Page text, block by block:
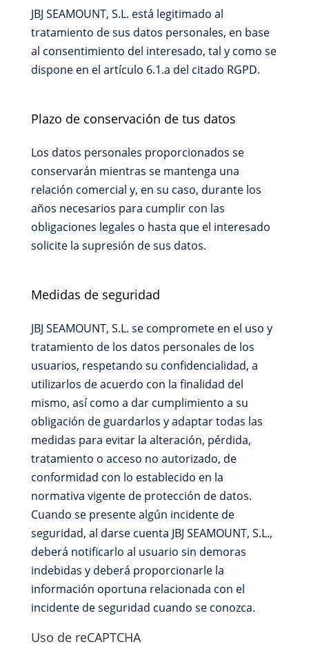
JBJ SEAMOUNT, S.L. está legitimado al
tratamiento de sus datos personales, en base
al consentimiento del interesado, tal y como se
dispone en el artículo 6.1.a del citado RGPD.
Plazo de conservación de tus datos
Los datos personales proporcionados se
conservarán mientras se mantenga una
relación comercial y, en su caso, durante los
años necesarios para cumplir con las
obligaciones legales o hasta que el interesado
solicite la supresión de sus datos.
Medidas de seguridad
JBJ SEAMOUNT, S.L. se compromete en el uso y
tratamiento de los datos personales de los
usuarios, respetando su confidencialidad, a
utilizarlos de acuerdo con la finalidad del
mismo, así como a dar cumplimiento a su
obligación de guardarlos y adaptar todas las
medidas para evitar la alteración, pérdida,
tratamiento o acceso no autorizado, de
conformidad con lo establecido en la
normativa vigente de protección de datos.
Cuando se presente algún incidente de
seguridad, al darse cuenta JBJ SEAMOUNT, S.L.,
deberá notificarlo al usuario sin demoras
indebidas y deberá proporcionarle la
información oportuna relacionada con el
incidente de seguridad cuando se conozca.
Uso de reCAPTCHA